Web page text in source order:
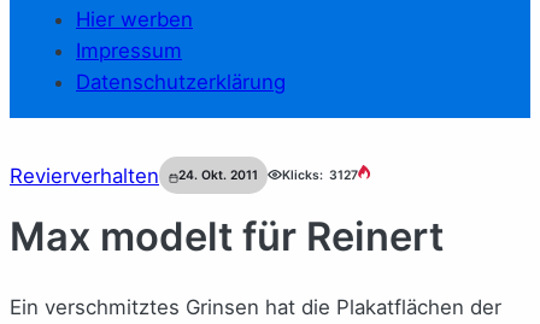
Hier werben
Impressum
Datenschutzerklärung
Revierverhalten 24. Okt. 2011 Klicks: 3127
Max modelt für Reinert
Ein verschmitztes Grinsen hat die Plakatflächen der